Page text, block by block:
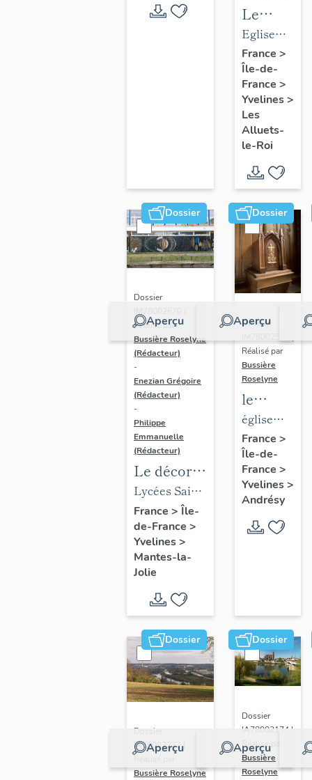
Le
mobilier
de
l'église
Saint-
Nicolas
Eglise
paroissiale
Saint-
Nicolas
France >
Île-de-
France >
Yvelines>
Les
Alluets-
le-Roi
Dossier
Aperçu
Dossier
IM78002670 |
Réalisé par
Bussière Roselyne
(Rédacteur)
-
Enezian Grégoire
(Rédacteur)
-
Philippe
Emmanuelle
(Rédacteur)
Le décor
des lycées
de Mantes
Lycées Saint-
Exupéry et
Jean Rostand
France > Île-
de-France >
Yvelines>
Mantes-la-
Jolie
Dossier
Aperçu
Dossier
Réalisé par
Bussière
Roselyne
le
mobilier
de
l'église
Saint-
Germain-
de-
Paris
église
paroissiale
Saint-
Germain
France >
Île-de-
France >
Yvelines>
Andrésy
Dossier
Aperçu
Dossier
IA78002272 |
Bussière Roselyne
Dossier
Aperçu
Dossier
IA78002174 |
Réalisé par
Bussière
Roselyne